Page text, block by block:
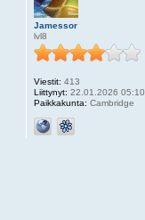
Jamessor
lvl8
Viestit: 413
Liittynyt: 22.01.2026 05:10
Paikkakunta: Cambridge